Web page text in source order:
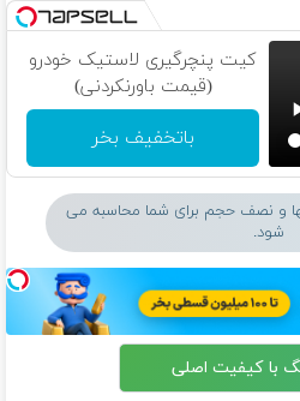
کیت پنچرگیری لاستیک خودرو
(قیمت باورنکردنی)
باتخفیف بخر
و نصف حجم برای شما محاسبه می
شود.
با کیفیت اصلی